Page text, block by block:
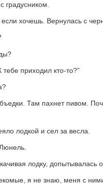
градусником.
хочешь. Вернулась с
приходил кто-то?”
Там пахнет пивом.
лодкой и сел за весла.
лодку, допытывалась
я не знаю, меня с